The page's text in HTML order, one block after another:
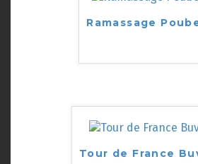
Ramassage
Tour de France